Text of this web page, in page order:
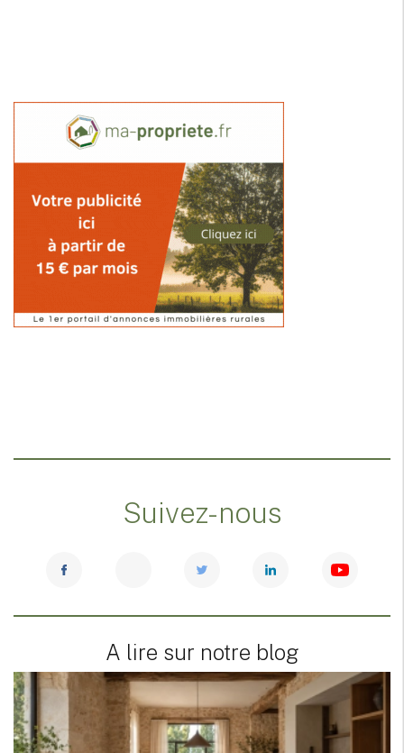
Suivez-nous
A lire sur notre blog